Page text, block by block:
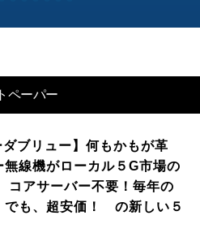
ペーパー
ブリュー】何もかもが革
線機がローカル５G市場の
コアサーバー不要！毎年の
でも、超安価！ の新しい５